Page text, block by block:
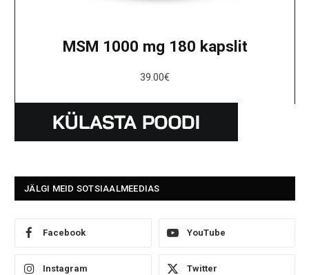
MSM 1000 mg 180 kapslit
39.00€
JÄLGI MEID SOTSIAALMEEDIAS
Facebook YouTube
Instagram Twitter